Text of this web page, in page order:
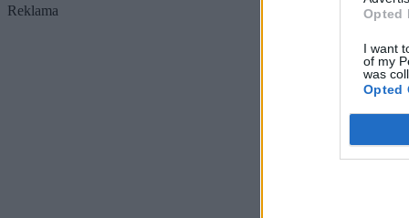
Opted
I want
of my
was
Opted
Reklama